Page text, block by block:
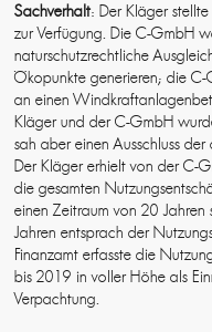
Sachverhalt: Der Kläger
zur Verfügung. Die C-GmbH
naturschutzrechtliche
Ökopunkte generieren; die
an einen
Kläger und der C-GmbH
sah aber einen Ausschluss
Der Kläger erhielt von der C-
die gesamten
einen Zeitraum von 20
Jahren entsprach der
Finanzamt erfasste die
bis 2019 in voller Höhe als
Verpachtung.